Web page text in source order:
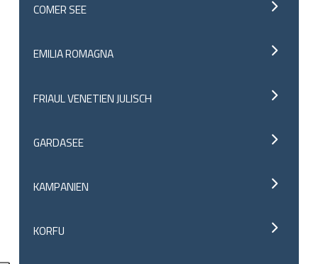
COMER SEE
EMILIA ROMAGNA
FRIAUL VENETIEN JULISCH
GARDASEE
KAMPANIEN
KORFU